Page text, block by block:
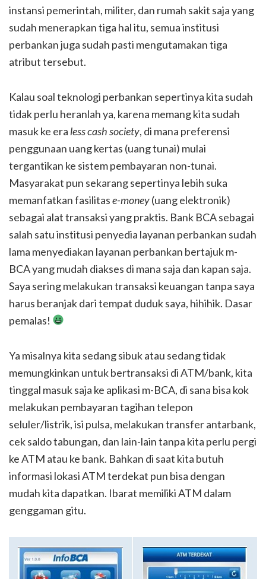
instansi pemerintah, militer, dan rumah sakit saja yang
sudah menerapkan tiga hal itu, semua institusi
perbankan juga sudah pasti mengutamakan tiga
atribut tersebut.
Kalau soal teknologi perbankan sepertinya kita sudah
tidak perlu heranlah ya, karena memang kita sudah
masuk ke era less cash society, di mana preferensi
penggunaan uang kertas (uang tunai) mulai
tergantikan ke sistem pembayaran non-tunai.
Masyarakat pun sekarang sepertinya lebih suka
memanfatkan fasilitase-money(uang elektronik)
sebagai alat transaksi yang praktis. Bank BCA sebagai
salah satu institusi penyedia layanan perbankan sudah
lama menyediakan layanan perbankan bertajuk m-
BCA yang mudah diakses di mana saja dan kapan saja.
Saya sering melakukan transaksi keuangan tanpa saya
harus beranjak dari tempat duduk saya, hihihik. Dasar
pemalas!
Ya misalnya kita sedang sibuk atau sedang tidak
memungkinkan untuk bertransaksi di ATM/bank, kita
tinggal masuk saja ke aplikasi m-BCA, di sana bisa kok
melakukan pembayaran tagihan telepon
seluler/listrik, isi pulsa, melakukan transfer antarbank,
cek saldo tabungan, dan lain-lain tanpa kita perlu pergi
ke ATM atau ke bank. Bahkan di saat kita butuh
informasi lokasi ATM terdekat pun bisa dengan
mudah kita dapatkan. Ibarat memiliki ATM dalam
genggaman gitu.